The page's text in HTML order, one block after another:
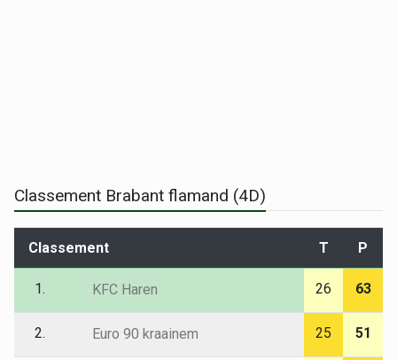
Classement Brabant flamand (4D)
Classement T P
1. KFC Haren 26 63
2. Euro 90 kraainem 25 51